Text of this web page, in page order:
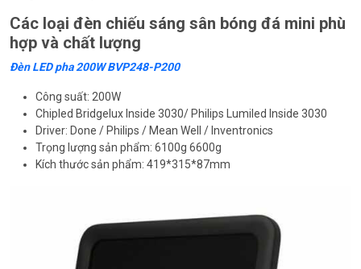
Các loại đèn chiếu sáng sân bóng đá mini phù
hợp và chất lượng
Đèn LED pha 200W BVP248-P200
Công suất: 200W
Chipled Bridgelux Inside 3030/ Philips Lumiled Inside 3030
Driver: Done / Philips / Mean Well / Inventronics
Trọng lượng sản phẩm: 6100g 6600g
Kích thước sản phẩm: 419*315*87mm